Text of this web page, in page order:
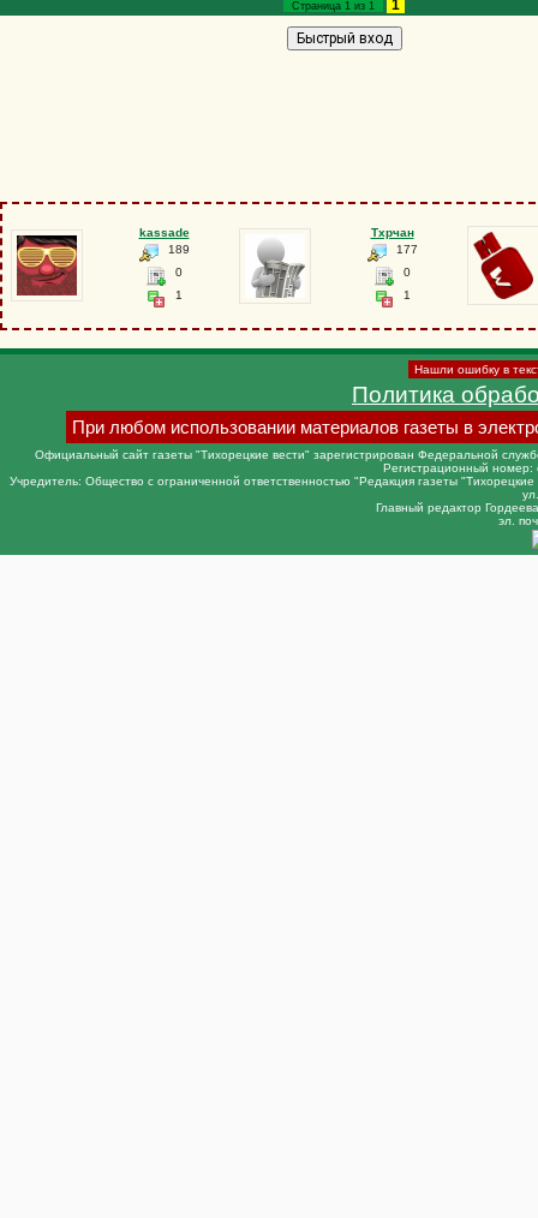
Страница 1 из 1 1
kassade
189
0
1
Тхрчан
177
0
1
Нашли ошибку в
Политика
При любом использовании материалов газеты в
Официальный сайт газеты "Тихорецкие вести" зарегистрирован Федеральной
Регистрационный
Учредитель: Общество с ограниченной ответственностью "Редакция газеты
Главный редактор
эл.